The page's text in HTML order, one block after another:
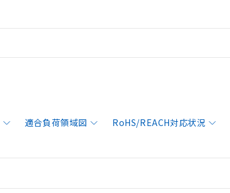
適合負荷領域図 RoHS/REACH対応状況